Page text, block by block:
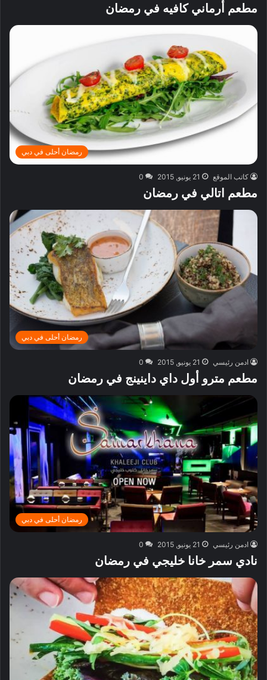
مطعم أرماني كافيه في رمضان
رمضان أحلى في دبي
كاتب الموقع 21 يونيو, 2015 0
مطعم اتالي في رمضان
رمضان أحلى في دبي
ادمن رئيسي 21 يونيو, 2015 0
مطعم مترو أول داي داينينج في رمضان
رمضان أحلى في دبي
ادمن رئيسي 21 يونيو, 2015 0
نادي سمر خانا خليجي في رمضان